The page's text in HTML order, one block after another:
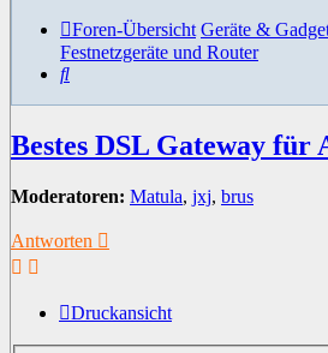
Foren-Übersicht Geräte &
Festnetzgeräte und Router
Suche
Bestes DSL Gateway für
Moderatoren: Matula, jxj, brus
Antworten
Druckansicht